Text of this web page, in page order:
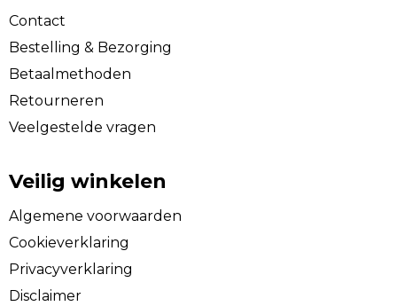
Contact
Bestelling & Bezorging
Betaalmethoden
Retourneren
Veelgestelde vragen
Veilig winkelen
Algemene voorwaarden
Cookieverklaring
Privacyverklaring
Disclaimer